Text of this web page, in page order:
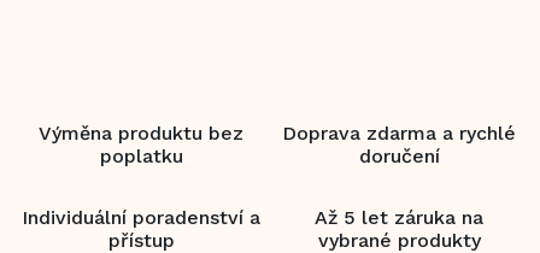
Výměna produktu bez
poplatku
Doprava zdarma a rychlé
doručení
Individuální poradenství a
přístup
Až 5 let záruka na
vybrané produkty